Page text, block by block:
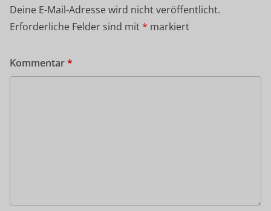
Deine E-Mail-Adresse wird nicht veröffentlicht.
Erforderliche Felder sind mit* markiert
Kommentar*